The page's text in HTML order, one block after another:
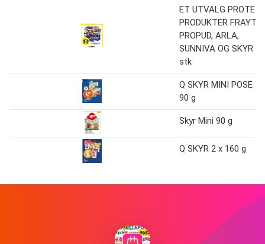
ET UTVALG PROTEIN
PRODUKTER FRAYT,
PROPUD, ARLA,
SUNNIVA OG SKYR 1
stk
Q SKYR MINI POSE
90 g
Skyr Mini 90 g
Q SKYR 2 x 160 g